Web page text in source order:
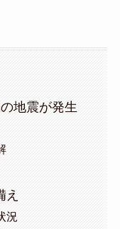
地震が発生
え
況